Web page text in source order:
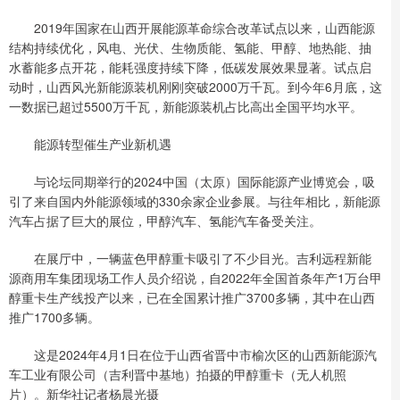
2019年国家在山西开展能源革命综合改革试点以来，山西能源
结构持续优化，风电、光伏、生物质能、氢能、甲醇、地热能、抽
水蓄能多点开花，能耗强度持续下降，低碳发展效果显著。试点启
动时，山西风光新能源装机刚刚突破2000万千瓦。到今年6月底，这
一数据已超过5500万千瓦，新能源装机占比高出全国平均水平。
能源转型催生产业新机遇
与论坛同期举行的2024中国（太原）国际能源产业博览会，吸
引了来自国内外能源领域的330余家企业参展。与往年相比，新能源
汽车占据了巨大的展位，甲醇汽车、氢能汽车备受关注。
在展厅中，一辆蓝色甲醇重卡吸引了不少目光。吉利远程新能
源商用车集团现场工作人员介绍说，自2022年全国首条年产1万台甲
醇重卡生产线投产以来，已在全国累计推广3700多辆，其中在山西
推广1700多辆。
这是2024年4月1日在位于山西省晋中市榆次区的山西新能源汽
车工业有限公司（吉利晋中基地）拍摄的甲醇重卡（无人机照
片）。新华社记者杨晨光摄